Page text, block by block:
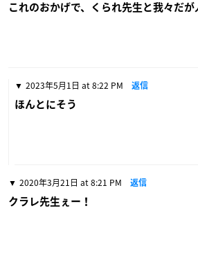
これのおかげで、くられ先生と我々だが
2023年5月1日 at 8:22 PM 返信
ほんとにそう
2020年3月21日 at 8:21 PM 返信
クラレ先生ぇー！